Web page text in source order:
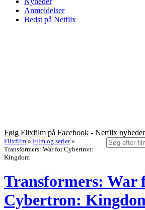
Anmeldelser
Bedst på Netflix
Følg Flixfilm på Facebook - Netflix nyheder
Flixfilm » Film og serier »
Transformers: War for Cybertron:
Kingdom
Transformers: War
Cybertron: